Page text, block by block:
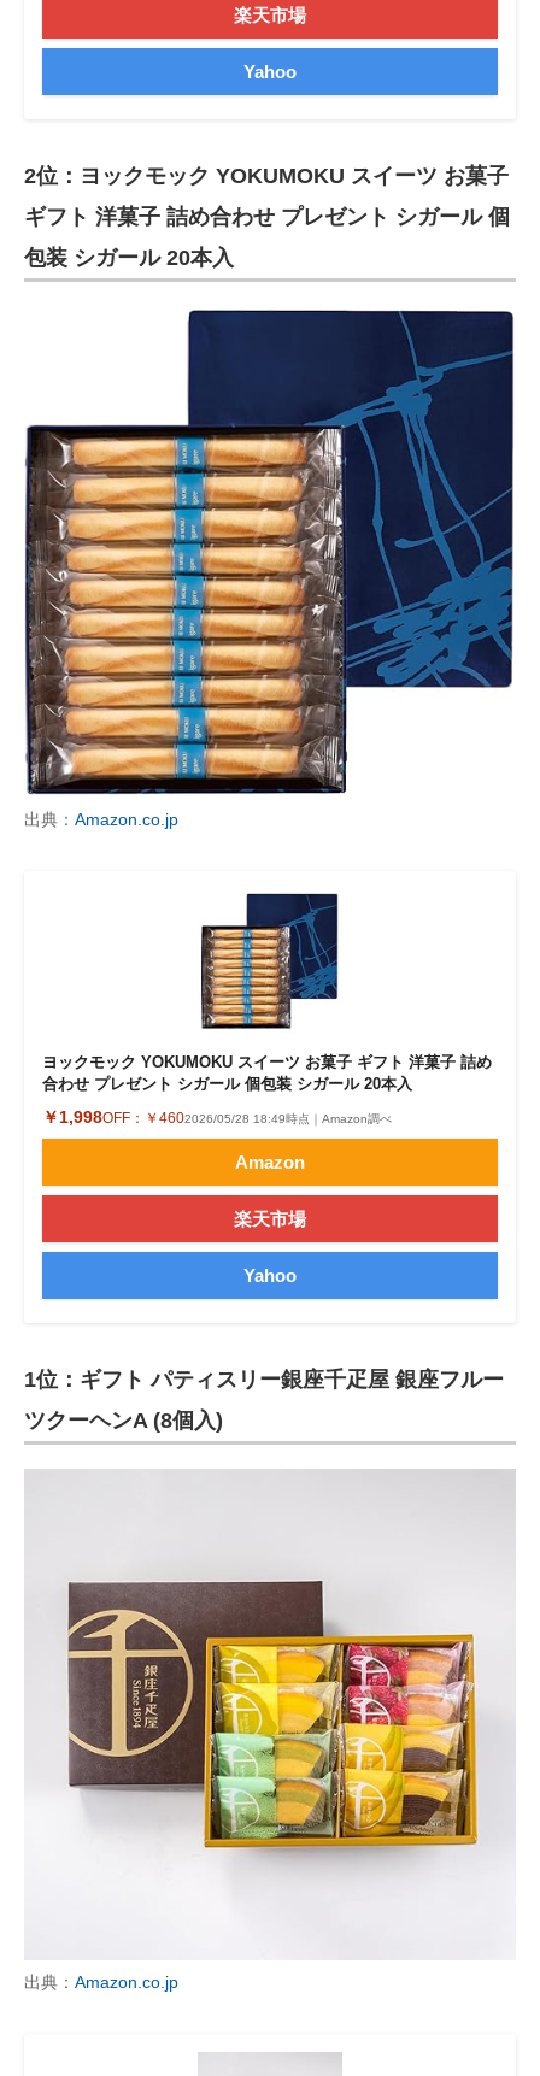
楽天市場
Yahoo
2位：ヨックモック YOKUMOKU スイーツ お菓子
ギフト 洋菓子 詰め合わせ プレゼント シガール 個
包装 シガール 20本入
出典： Amazon.co.jp
ヨックモック YOKUMOKU スイーツ お菓子 ギフト 洋菓子 詰め
合わせ プレゼント シガール 個包装 シガール 20本入
￥1,998OFF： ￥4602026/05/28 18:49時点｜Amazon調べ
Amazon
楽天市場
Yahoo
1位：ギフト パティスリー銀座千疋屋 銀座フルー
ツクーヘンA (8個入)
出典： Amazon.co.jp